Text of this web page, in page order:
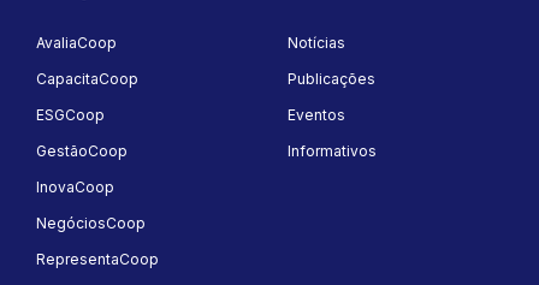
AvaliaCoop
CapacitaCoop
ESGCoop
GestãoCoop
InovaCoop
NegóciosCoop
RepresentaCoop
Notícias
Publicações
Eventos
Informativos